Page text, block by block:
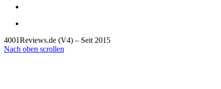
4001Reviews.de (V4) – Seit 2015
Nach oben scrollen